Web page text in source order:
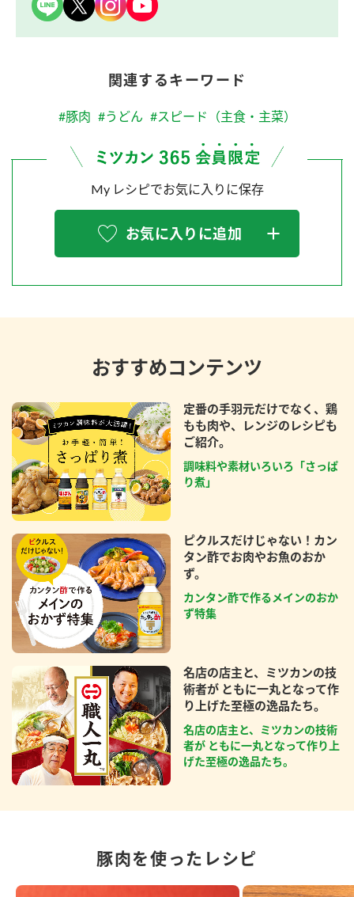
関連するキーワード
#豚肉 #うどん #スピード（主食・主菜）
My レシピでお気に入りに保存
お気に入りに追加
おすすめコンテンツ
定番の手羽元だけでなく、鶏
もも肉や、レンジのレシピも
ご紹介。
調味料や素材いろいろ「さっぱ
り煮」
ピクルスだけじゃない！カン
タン酢でお肉やお魚のおか
ず。
カンタン酢で作るメインのおか
ず特集
名店の店主と、ミツカンの技
術者が ともに一丸となって作
り上げた至極の逸品たち。
名店の店主と、ミツカンの技術
者が ともに一丸となって作り上
げた至極の逸品たち。
豚肉を使ったレシピ